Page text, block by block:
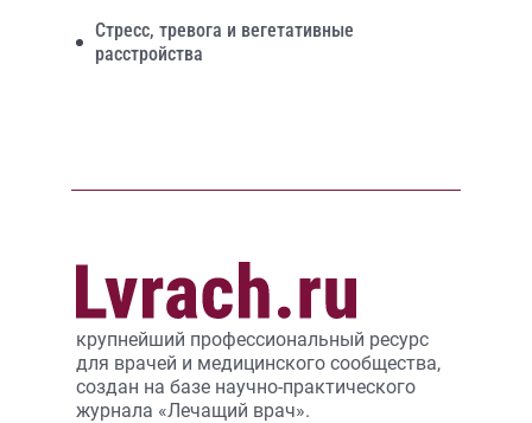
Стресс, тревога и вегетативные
расстройства
крупнейший профессиональный ресурс
для врачей и медицинского сообщества,
создан на базе научно-практического
журнала «Лечащий врач».